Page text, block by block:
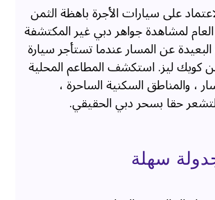
على سيارات الأجرة باهظة الثمن
لمشاهدة جواهر دبي غير المكتشفة
عن المسار عندما تستأجر سيارة
كويك ليز. استكشف المطاعم المحلية
، والمناطق السكنية الساحرة ،
لتشعر حقا بسحر دبي الحقيقي.
سهلة